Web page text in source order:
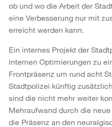
ob und wo die Arbeit der
eine Verbesserung nur mit
erreicht werden kann.
Ein internes Projekt der
internen Optimierungen zu
Frontpräsenz um rund acht
Stadtpolizei künftig
sind die nicht mehr weiter
Mehraufwand durch die
die Präsenz an den